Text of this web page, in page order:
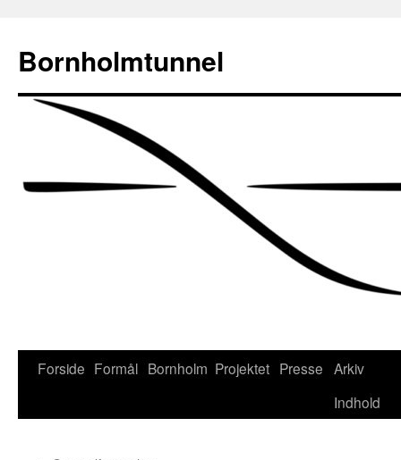
Bornholmtunnel
Hop
Forside Formål Bornholm Projektet Presse Arkiv
Indhold